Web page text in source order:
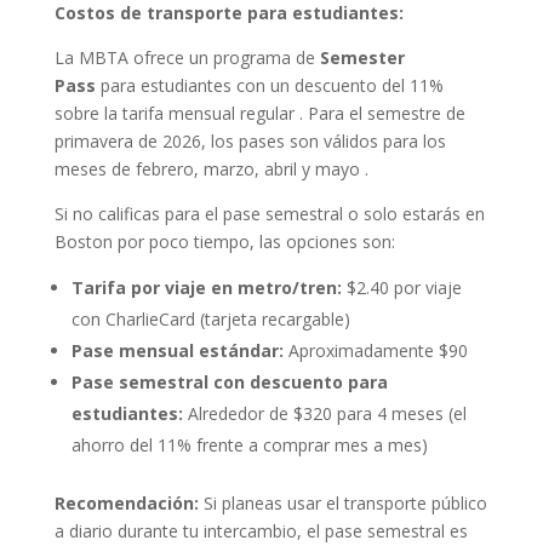
Costos de transporte para estudiantes:
La MBTA ofrece un programa de Semester
Pass para estudiantes con un descuento del 11%
sobre la tarifa mensual regular . Para el semestre de
primavera de 2026, los pases son válidos para los
meses de febrero, marzo, abril y mayo .
Si no calificas para el pase semestral o solo estarás en
Boston por poco tiempo, las opciones son:
Tarifa por viaje en metro/tren: $2.40 por viaje
con CharlieCard (tarjeta recargable)
Pase mensual estándar: Aproximadamente $90
Pase semestral con descuento para
estudiantes: Alrededor de $320 para 4 meses (el
ahorro del 11% frente a comprar mes a mes)
Recomendación: Si planeas usar el transporte público
a diario durante tu intercambio, el pase semestral es